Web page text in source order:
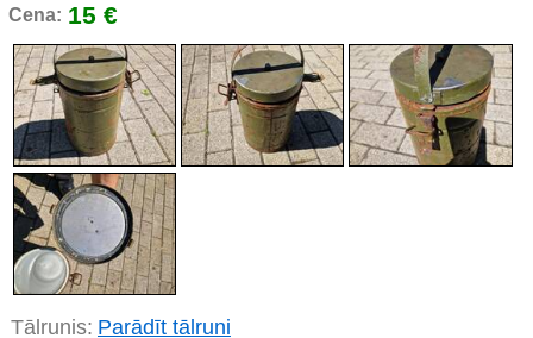
Cena: 15 €
Tālrunis: Parādīt tālruni